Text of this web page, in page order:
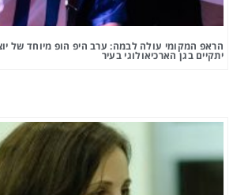
הראפ המקומי עולה לבמה: ערב היפ הופ מיוחד של
יתקיים בגן הארכיאולוגי בעיר